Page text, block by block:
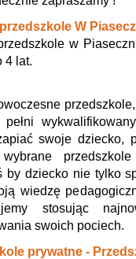
W
w
4 lat.
swoje dziecko,
by dziecko nie tylko
wiedzę
stosując
swoich pociech.
prywatne -